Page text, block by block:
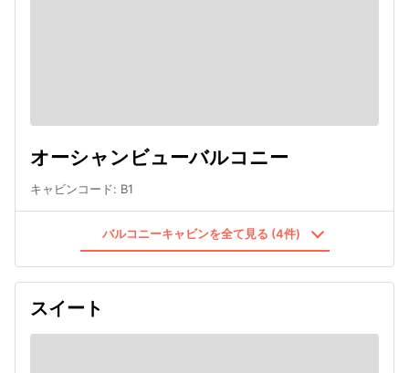
オーシャンビューバルコニー
キャビンコード: B1
バルコニーキャビンを全て見る (4件)
スイート